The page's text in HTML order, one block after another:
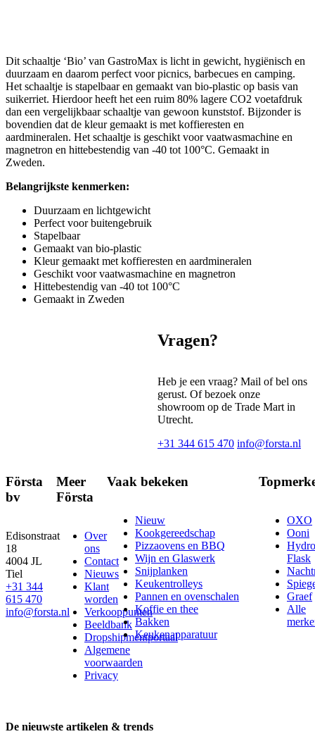
Dit schaaltje ‘Bio’ van GastroMax is licht in gewicht, hygiënisch en
duurzaam en daarom perfect voor picnics, barbecues en camping.
Het schaaltje is stapelbaar en gemaakt van bio-plastic op basis van
suikerriet. Hierdoor heeft het een ruim 80% lagere CO2 voetafdruk
dan een vergelijkbaar schaaltje van gewoon kunststof. Bijzonder is
bovendien dat de kleur gemaakt is met koffieresten en
aardmineralen. Het schaaltje is geschikt voor vaatwasmachine en
magnetron en hittebestendig van -40 tot 100°C. Gemaakt in
Zweden.
Belangrijkste kenmerken:
Duurzaam en lichtgewicht
Perfect voor buitengebruik
Stapelbaar
Gemaakt van bio-plastic
Kleur gemaakt met koffieresten en aardmineralen
Geschikt voor vaatwasmachine en magnetron
Hittebestendig van -40 tot 100°C
Gemaakt in Zweden
Vragen?
Heb je een vraag? Mail of bel ons
gerust. Of bezoek onze
showroom op de Trade Mart in
Utrecht.
+31 344 615 470 info@forsta.nl
Första
bv
Edisonstraat
18
4004 JL
Tiel
+31 344
615 470
info@forsta.nl
Meer
Första
Over
ons
Contact
Nieuws
Klant
worden
Verkooppunten
Beeldbank
Dropshipmentportaal
Algemene
voorwaarden
Privacy
Vaak bekeken
Nieuw
Kookgereedschap
Pizzaovens en BBQ
Wijn en Glaswerk
Snijplanken
Keukentrolleys
Pannen en ovenschalen
Koffie en thee
Bakken
Keukenapparatuur
OXO
Ooni
Hydro
Flask
Graef
Alle
De nieuwste artikelen & trends